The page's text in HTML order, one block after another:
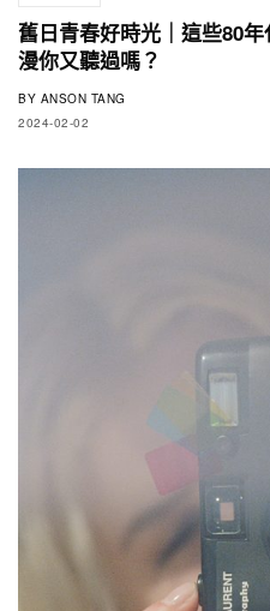
舊日青春好時光｜這些80
漫你又聽過嗎？
BY ANSON TANG
2024-02-02